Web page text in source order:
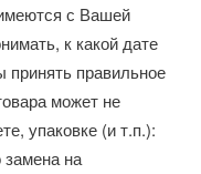
с Вашей
к какой дате
принять правильное
может не
упаковке (и т.п.):
замена на